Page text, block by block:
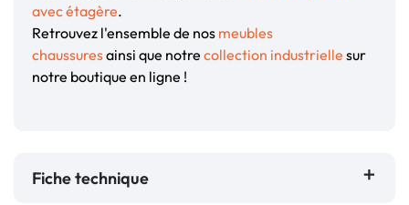
avec étagère.
Retrouvez l'ensemble de nos meubles
chaussuresainsi que notre collection industrielle sur
notre boutique en ligne !
Fiche technique